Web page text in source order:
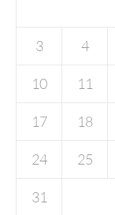
3 4
10 11
17 18
24 25
31